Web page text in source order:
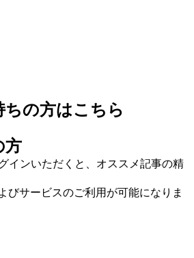
の方はこちら
方
インいただくと、オススメ記事の精
びサービスのご利用が可能になりま